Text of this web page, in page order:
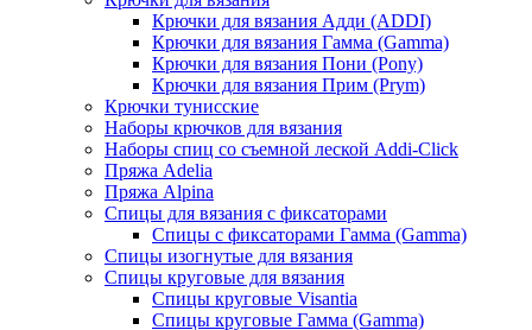
Крючки для вязания Адди (ADDI)
Крючки для вязания Гамма (Gamma)
Крючки для вязания Пони (Pony)
Крючки для вязания Прим (Prym)
Крючки тунисские
Наборы крючков для вязания
Наборы спиц со съемной леской Addi-Click
Пряжа Adelia
Пряжа Alpina
Спицы для вязания с фиксаторами
Спицы с фиксаторами Гамма (Gamma)
Спицы изогнутые для вязания
Спицы круговые для вязания
Спицы круговые Visantia
Спицы круговые Гамма (Gamma)